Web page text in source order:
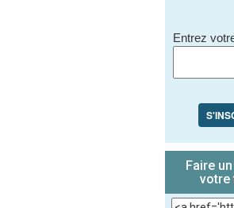
Entrez
Faire
votre